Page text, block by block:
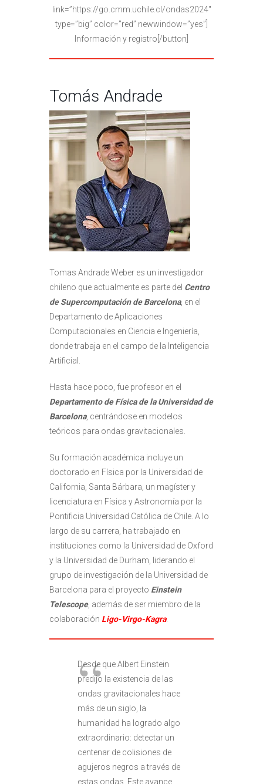
link=”https://go.cmm.uchile.cl/ondas2024″
type=”big” color=”red” newwindow=”yes”]
Información y registro[/button]
Tomás Andrade
Tomas Andrade Weber es un investigador
chileno que actualmente es parte del Centro
de Supercomputación de Barcelona, en el
Departamento de Aplicaciones
Computacionales en Ciencia e Ingeniería,
donde trabaja en el campo de la Inteligencia
Artificial.
Hasta hace poco, fue profesor en el
Departamento de Física de la Universidad de
Barcelona, centrándose en modelos
teóricos para ondas gravitacionales.
Su formación académica incluye un
doctorado en Física por la Universidad de
California, Santa Bárbara, un magíster y
licenciatura en Física y Astronomía por la
Pontificia Universidad Católica de Chile. A lo
largo de su carrera, ha trabajado en
instituciones como la Universidad de Oxford
y la Universidad de Durham, liderando el
grupo de investigación de la Universidad de
Barcelona para el proyecto Einstein
Telescope, además de ser miembro de la
colaboración Ligo-Virgo-Kagra.
Desde que Albert Einstein
predijo la existencia de las
ondas gravitacionales hace
más de un siglo, la
humanidad ha logrado algo
extraordinario: detectar un
centenar de colisiones de
agujeros negros a través de
estas ondas. Este avance